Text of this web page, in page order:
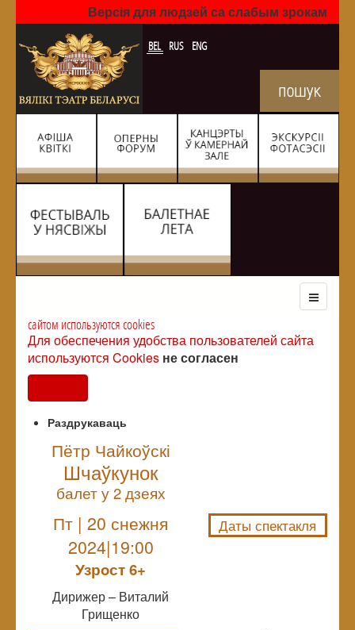
Версія для людзей са слабым зрокам
BEL RUS ENG
сайтом используются cookies
Для обеспечения удобства пользователей сайта
используются Cookies не согласен
Раздрукаваць
Пётр Чайкоўскі
Шчаўкунок
балет у 2 дзеях
Пт | 20 снежня
2024|19:00
Узрoст 6+
Дирижер – Виталий
Грищенко
Даты спектакля